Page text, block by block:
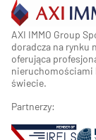
AXI IMMO Group
doradcza na rynku
oferująca
nieruchomościami
świecie.
Partnerzy: